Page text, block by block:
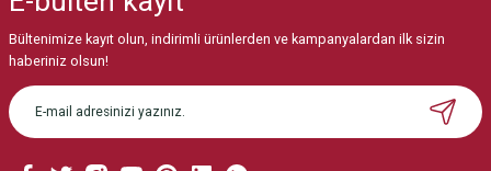
Ürün açıklamasında eksik bilgiler bulunuyor.
Ürün bilgilerinde hatalar bulunuyor.
Bültenimize kayıt olun, indirimli ürünlerden ve kampanyalardan ilk sizin
haberiniz olsun!